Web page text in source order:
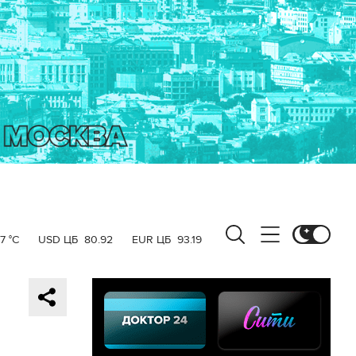
°C USD ЦБ 80.92 EUR ЦБ 93.19